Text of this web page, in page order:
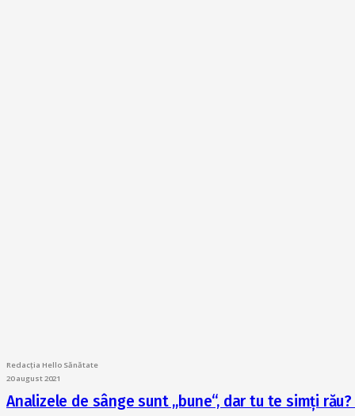
Redacția Hello Sănătate
20 august 2021
Analizele de sânge sunt „bune“, dar tu te simți rău?